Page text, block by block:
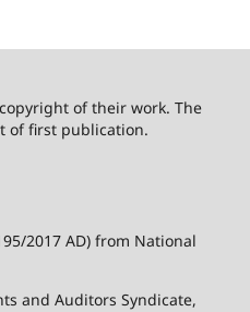
of their work. The
of first publication.
2017 AD) from National
and Auditors Syndicate,